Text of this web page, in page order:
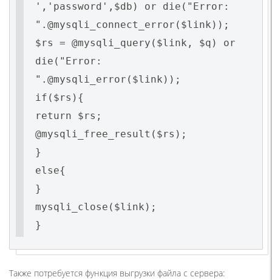
','password',$db) or die("Error:
".@mysqli_connect_error($link));
$rs = @mysqli_query($link, $q) or
die("Error:
".@mysqli_error($link));
if($rs){
return $rs;
@mysqli_free_result($rs);
}
else{
}
mysqli_close($link);
}
Также потребуется функция выгрузки файла с сервера: